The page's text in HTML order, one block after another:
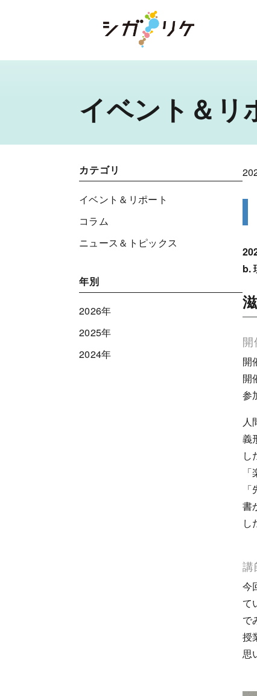
イベント＆リ
カテゴリ
イベント＆リポート
コラム
ニュース＆トピックス
年別
2026年
2025年
2024年
b.
開
開
開
参
人
義
し
書
し
講
今
て
で
授
思